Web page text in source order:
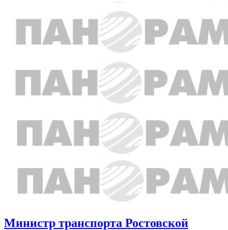
Министр транспорта Ростовской